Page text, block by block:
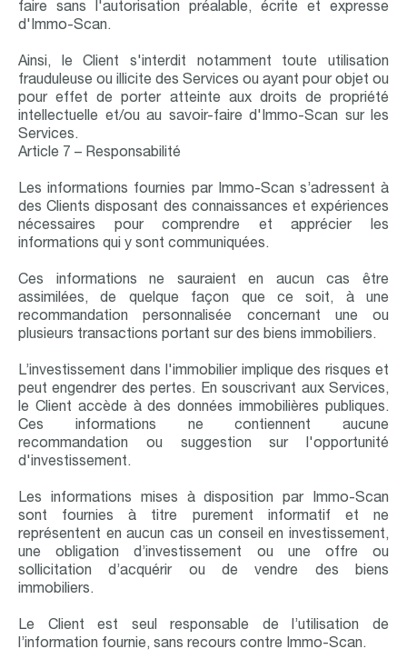
faire sans l'autorisation préalable, écrite et expresse
d'Immo-Scan.
Ainsi, le Client s'interdit notamment toute utilisation
frauduleuse ou illicite des Services ou ayant pour objet ou
pour effet de porter atteinte aux droits de propriété
intellectuelle et/ou au savoir-faire d'Immo-Scan sur les
Services.
Article 7 – Responsabilité
Les informations fournies par Immo-Scan s’adressent à
des Clients disposant des connaissances et expériences
nécessaires pour comprendre et apprécier les
informations qui y sont communiquées.
Ces informations ne sauraient en aucun cas être
assimilées, de quelque façon que ce soit, à une
recommandation personnalisée concernant une ou
plusieurs transactions portant sur des biens immobiliers.
L’investissement dans l'immobilier implique des risques et
peut engendrer des pertes. En souscrivant aux Services,
le Client accède à des données immobilières publiques.
Ces informations ne contiennent aucune
recommandation ou suggestion sur l'opportunité
d'investissement.
Les informations mises à disposition par Immo-Scan
sont fournies à titre purement informatif et ne
représentent en aucun cas un conseil en investissement,
une obligation d’investissement ou une offre ou
sollicitation d’acquérir ou de vendre des biens
immobiliers.
Le Client est seul responsable de l’utilisation de
l’information fournie, sans recours contre Immo-Scan.